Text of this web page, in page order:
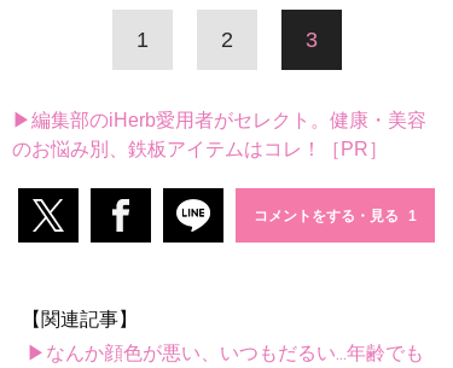
1 2 3
▶編集部のiHerb愛用者がセレクト。健康・美容
のお悩み別、鉄板アイテムはコレ！［PR］
コメントをする・見る
【関連記事】
▶なんか顔色が悪い、いつもだるい...年齢でも